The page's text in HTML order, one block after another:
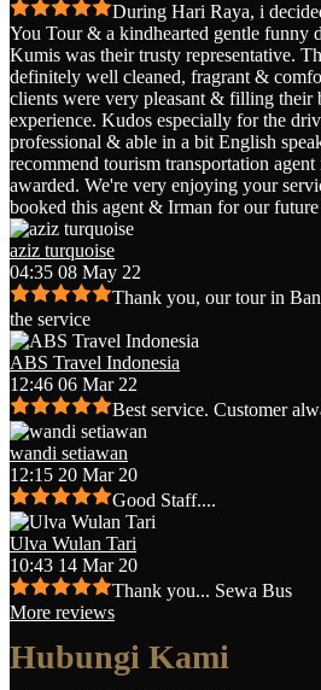
During Hari Raya, i
You Tour & a kindhearted gentle funny
Kumis was their trusty representative.
definitely well cleaned, fragrant &
clients were very pleasant & filling their
experience. Kudos especially for the
professional & able in a bit English
recommend tourism transportation
awarded. We're very enjoying your
booked this agent & Irman for our
aziz turquoise
04:35 08 May 22
Thank you, our tour in
the service
ABS Travel Indonesia
12:46 06 Mar 22
Best service. Customer
wandi setiawan
12:15 20 Mar 20
Good Staff....
Ulva Wulan Tari
10:43 14 Mar 20
Thank you... Sewa Bus
More reviews
Hubungi Kami